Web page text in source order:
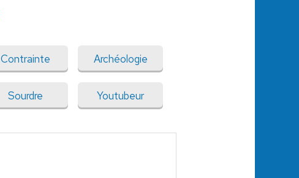
Contrainte Archéologie
Sourdre Youtubeur